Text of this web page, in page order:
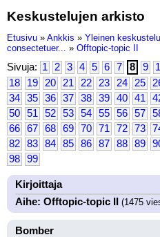
Keskustelujen arkisto
Etusivu » Ankkis » Yleinen keskustelu
consectetuer... » Offtopic-topic II
Sivuja: 1 2 3 4 5 6 7 8 9
18
19 20 21 22 23 24 25
34
35 36 37 38 39 40 41
50
51 52 53 54 55 56 57
66
67 68 69 70 71 72 73
82
83 84 85 86 87 88 89
98
99
Kirjoittaja
Aihe: Offtopic-topic II
(1475
Bomber